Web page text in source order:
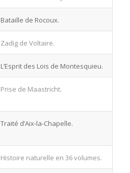
Bataille de Rocoux.
Zadig de Voltaire.
L’Esprit des Lois de Montesquieu.
Prise de Maastricht.
Traité d’Aix-la-Chapelle.
Histoire naturelle en 36 volumes.